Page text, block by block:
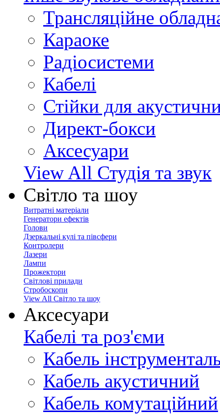
Трансляційне
Караоке
Радіосистеми
Кабелі
Стійки для
Директ-бокси
Аксесуари
View All Студія та звук
Світло та шоу
Витратні матеріали
Генератори ефектів
Голови
Дзеркальні кулі та півсфери
Контролери
Лазери
Лампи
Прожектори
Світлові прилади
Стробоскопи
View All Світло та шоу
Аксесуари
Кабелі та роз'єми
Кабель
Кабель акустичний
Кабель комутаційний